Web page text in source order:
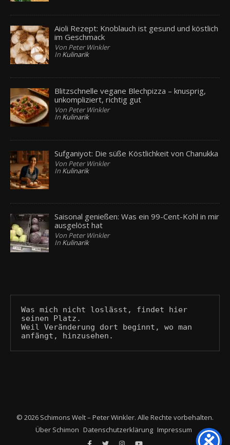
Aioli Rezept: Knoblauch ist gesund und köstlich
im Geschmack
Von Peter Winkler
In Kulinarik
Blitzschnelle vegane Blechpizza – knusprig,
unkompliziert, richtig gut
Von Peter Winkler
In Kulinarik
Sufganiyot: Die süße Köstlichkeit von Chanukka
Von Peter Winkler
In Kulinarik
Saisonal genießen: Was ein 99-Cent-Kohl in mir
ausgelöst hat
Von Peter Winkler
In Kulinarik
Was mich nicht loslässt, findet hier
seinen Platz.
Weil Veränderung dort beginnt, wo man
anfängt, hinzusehen.
© 2026 Schimons Welt – Peter Winkler. Alle Rechte vorbehalten.
Über Schimon Datenschutzerklärung Impressum